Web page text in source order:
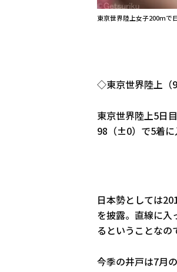
東京世界陸上女子200mで
◇東京世界陸上（
東京世界陸上5日
98（±0）で5着に
日本勢としては
を披露。直線に入
るということなの
今季の井戸は7月